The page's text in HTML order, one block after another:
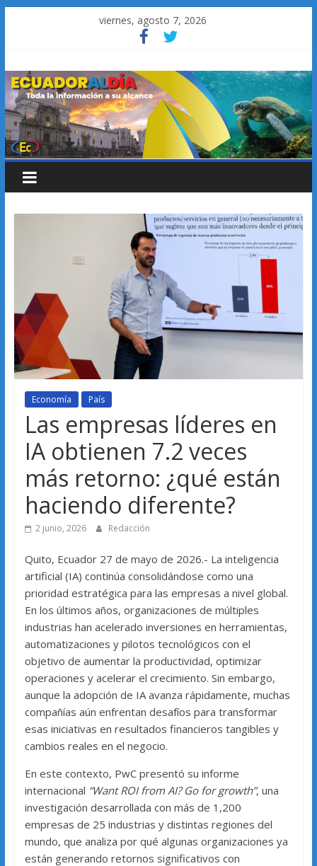
viernes, agosto 7, 2026
Economía País
Las empresas líderes en
IA obtienen 7.2 veces
más retorno: ¿qué están
haciendo diferente?
2 junio, 2026 Redacción
Quito, Ecuador 27 de mayo de 2026.- La inteligencia
artificial (IA) continúa consolidándose como una
prioridad estratégica para las empresas a nivel global.
En los últimos años, organizaciones de múltiples
industrias han acelerado inversiones en herramientas,
automatizaciones y pilotos tecnológicos con el
objetivo de aumentar la productividad, optimizar
operaciones y acelerar el crecimiento. Sin embargo,
aunque la adopción de IA avanza rápidamente, muchas
compañías aún enfrentan desafíos para transformar
esas iniciativas en resultados financieros tangibles y
cambios reales en el negocio.
En este contexto, PwC presentó su informe
internacional “Want ROI from AI? Go for growth”, una
investigación desarrollada con más de 1,200
empresas de 25 industrias y distintas regiones del
mundo, que analiza por qué algunas organizaciones ya
están generando retornos significativos con